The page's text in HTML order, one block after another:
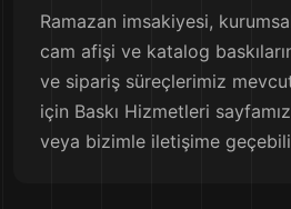
Ramazan imsakiyesi,
cam afişi ve katalog
ve sipariş süreçlerimiz
için Baskı Hizmetleri
veya bizimle iletişime